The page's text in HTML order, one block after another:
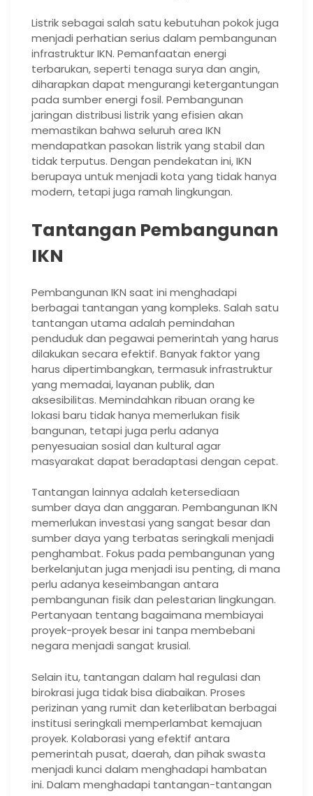
Listrik sebagai salah satu kebutuhan pokok juga
menjadi perhatian serius dalam pembangunan
infrastruktur IKN. Pemanfaatan energi
terbarukan, seperti tenaga surya dan angin,
diharapkan dapat mengurangi ketergantungan
pada sumber energi fosil. Pembangunan
jaringan distribusi listrik yang efisien akan
memastikan bahwa seluruh area IKN
mendapatkan pasokan listrik yang stabil dan
tidak terputus. Dengan pendekatan ini, IKN
berupaya untuk menjadi kota yang tidak hanya
modern, tetapi juga ramah lingkungan.
Tantangan Pembangunan
IKN
Pembangunan IKN saat ini menghadapi
berbagai tantangan yang kompleks. Salah satu
tantangan utama adalah pemindahan
penduduk dan pegawai pemerintah yang harus
dilakukan secara efektif. Banyak faktor yang
harus dipertimbangkan, termasuk infrastruktur
yang memadai, layanan publik, dan
aksesibilitas. Memindahkan ribuan orang ke
lokasi baru tidak hanya memerlukan fisik
bangunan, tetapi juga perlu adanya
penyesuaian sosial dan kultural agar
masyarakat dapat beradaptasi dengan cepat.
Tantangan lainnya adalah ketersediaan
sumber daya dan anggaran. Pembangunan IKN
memerlukan investasi yang sangat besar dan
sumber daya yang terbatas seringkali menjadi
penghambat. Fokus pada pembangunan yang
berkelanjutan juga menjadi isu penting, di mana
perlu adanya keseimbangan antara
pembangunan fisik dan pelestarian lingkungan.
Pertanyaan tentang bagaimana membiayai
proyek-proyek besar ini tanpa membebani
negara menjadi sangat krusial.
Selain itu, tantangan dalam hal regulasi dan
birokrasi juga tidak bisa diabaikan. Proses
perizinan yang rumit dan keterlibatan berbagai
institusi seringkali memperlambat kemajuan
proyek. Kolaborasi yang efektif antara
pemerintah pusat, daerah, dan pihak swasta
menjadi kunci dalam menghadapi hambatan
ini. Dalam menghadapi tantangan-tantangan